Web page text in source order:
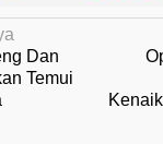
Dan
Temui